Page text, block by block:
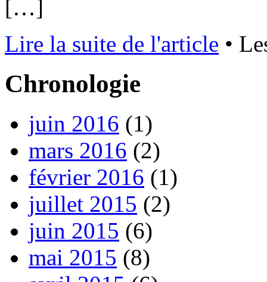
[…]
Lire la suite de l'article •
Chronologie
juin 2016 (1)
mars 2016 (2)
février 2016 (1)
juillet 2015 (2)
juin 2015 (6)
mai 2015 (8)